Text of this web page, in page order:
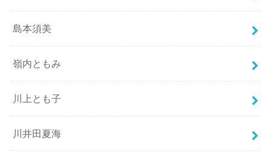
島本須美
嶺内ともみ
川上とも子
川井田夏海